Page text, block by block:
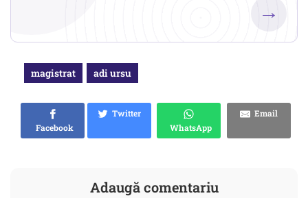
→
magistrat adi ursu
Facebook
Twitter
WhatsApp
Email
Adaugă comentariu